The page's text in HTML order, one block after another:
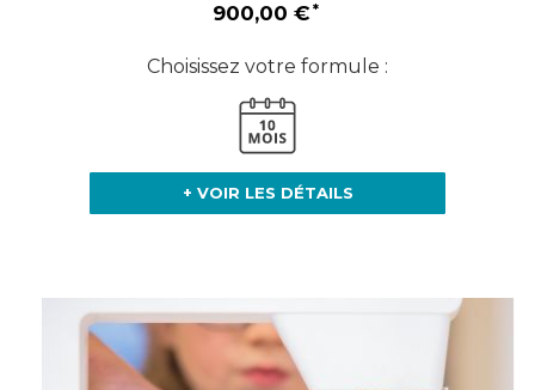
900,00 €
Choisissez votre formule :
+ VOIR LES DÉTAILS